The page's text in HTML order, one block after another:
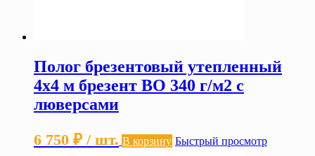
Полог брезентовый утепленный
4х4 м брезент ВО 340 г/м2 с
люверсами
6 750 ₽ / шт. В корзину Быстрый просмотр